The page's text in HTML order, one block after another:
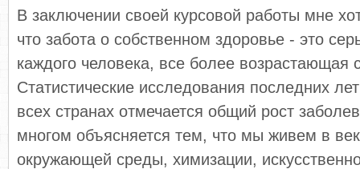
В заключении своей курсовой работы мне
что забота о собственном здоровье - это
каждого человека, все более возрастающая
Статистические исследования последних
всех странах отмечается общий рост
многом объясняется тем, что мы живем в век
окружающей среды, химизации,